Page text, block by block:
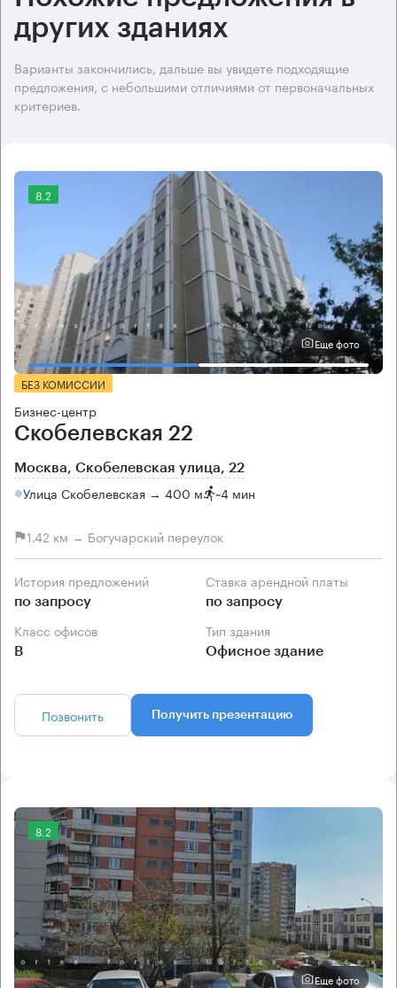
других зданиях
Варианты закончились, дальше вы увидете подходящие
предложения, с небольшими отличиями от первоначальных
критериев.
8.2
Еще фото
БЕЗ КОМИССИИ
Бизнес-центр
Скобелевская 22
Москва, Скобелевская улица, 22
Улица Скобелевская → 400 м ~4 мин
1.42 км → Богучарский переулок
История предложений
по запросу
Ставка арендной платы
по запросу
Класс офисов
B
Тип здания
Офисное здание
Позвонить Получить презентацию
8.2
Еще фото